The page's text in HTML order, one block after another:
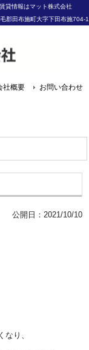
貸情報はマット株式会社
郡田布施町大字下田布施704-1
社概要 お問い合わせ
公開日： 2021/10/10
り、